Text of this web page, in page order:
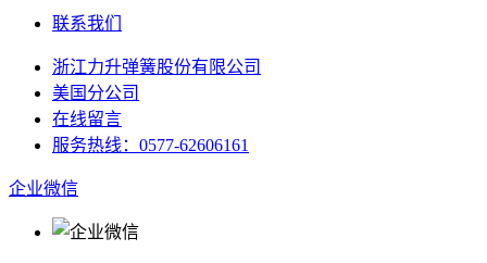
联系我们
浙江力升弹簧股份有限公司
美国分公司
在线留言
服务热线：0577-62606161
企业微信